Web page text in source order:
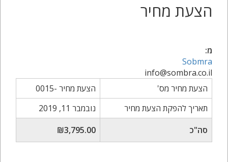
הצעת מחיר
מ:
Sobmra
info@sombra.co.il
הצעת מחיר מס'
הצעת מחיר -0015
תאריך להפקת הצעת מחיר
נובמבר 11, 2019
סה"כ
₪3,795.00